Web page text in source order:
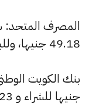
المصرف المتحد:
49.18 جنيها، وللبيع 49.28 جنيها.
جنيها للشراء و 49.23 جنيها للبيع.